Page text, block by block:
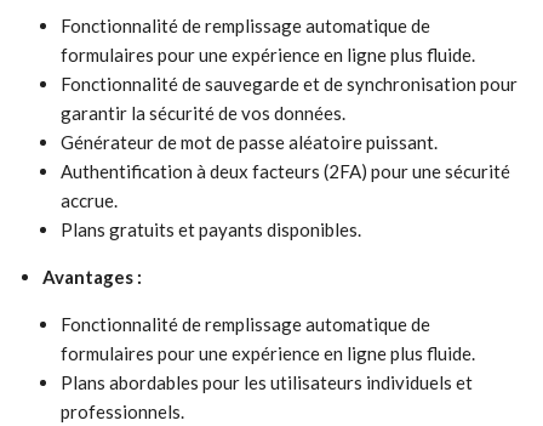
Fonctionnalité de remplissage automatique de
formulaires pour une expérience en ligne plus fluide.
Fonctionnalité de sauvegarde et de synchronisation pour
garantir la sécurité de vos données.
Générateur de mot de passe aléatoire puissant.
Authentification à deux facteurs (2FA) pour une sécurité
accrue.
Plans gratuits et payants disponibles.
Avantages :
Fonctionnalité de remplissage automatique de
formulaires pour une expérience en ligne plus fluide.
Plans abordables pour les utilisateurs individuels et
professionnels.